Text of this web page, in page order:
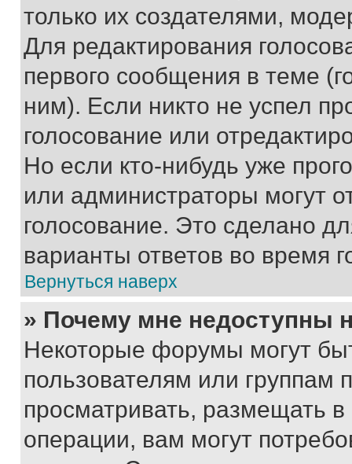
только их создателями,
Для редактирования
первого сообщения в теме
ним). Если никто не успел
голосование или
Но если кто-нибудь уже
или администраторы могут
голосование. Это сделано
варианты ответов во время
Вернуться наверх
» Почему мне недоступны
Некоторые форумы могут
пользователям или группам
просматривать, размещать
операции, вам могут